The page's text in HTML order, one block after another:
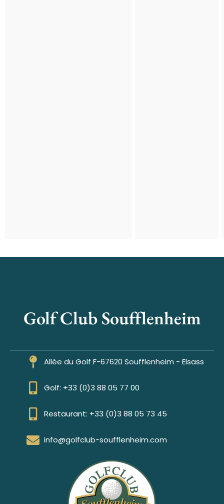
Golf Club Soufflenheim
Allée du Golf F-67620 Soufflenheim - Elsass
Golf: +33 (0)3 88 05 77 00
Restaurant: +33 (0)3 88 05 73 45
info@golfclub-soufflenheim.com